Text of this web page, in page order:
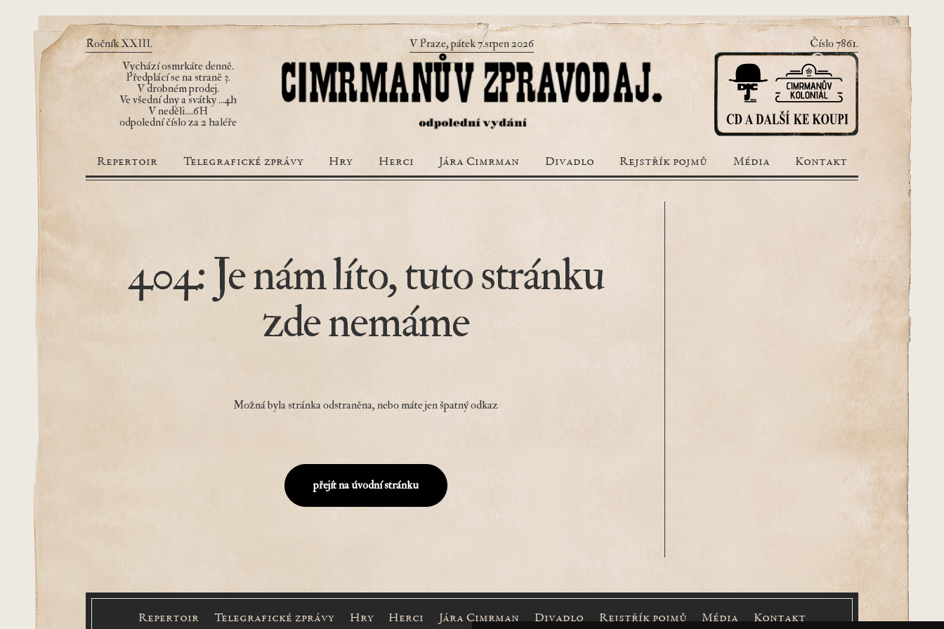
Ročník XXIII. V Praze, pátek 7.srpen 2026
Číslo 7861.
Vychází osmrkáte denně.
Předplácí se na straně 3.
V drobném prodej.
Ve všední dny a svátky ...4h
V neděli....6H
odpolední číslo za 2 haléře
Repertoir Telegrafické zprávy Hry Herci Jára Cimrman Divadlo Rejstřík pojmů Média Kontakt
404: Je nám líto, tuto stránku
zde nemáme
Možná byla stránka odstraněna, nebo máte jen špatný odkaz
přejít na úvodní stránku
Repertoir Telegrafické zprávy Hry Herci Jára Cimrman Divadlo Rejstřík pojmů Média Kontakt